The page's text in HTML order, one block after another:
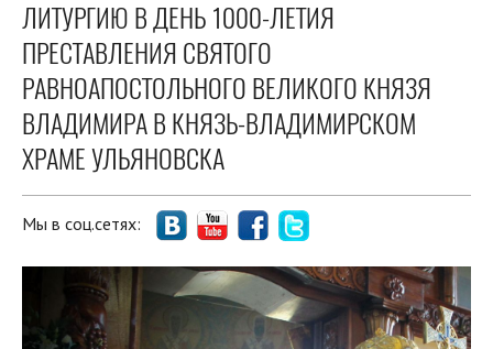
ЛИТУРГИЮ В ДЕНЬ 1000-ЛЕТИЯ
ПРЕСТАВЛЕНИЯ СВЯТОГО
РАВНОАПОСТОЛЬНОГО ВЕЛИКОГО КНЯЗЯ
ВЛАДИМИРА В КНЯЗЬ-ВЛАДИМИРСКОМ
ХРАМЕ УЛЬЯНОВСКА
Мы в соц.сетях: